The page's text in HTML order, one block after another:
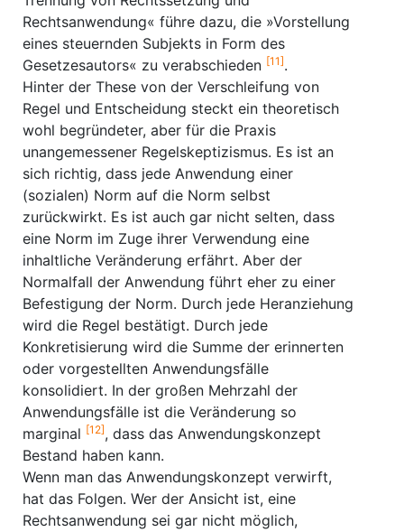
Rechtsanwendung« führe dazu, die »Vorstellung
eines steuernden Subjekts in Form des
Gesetzesautors« zu verabschieden [11].
Hinter der These von der Verschleifung von
Regel und Entscheidung steckt ein theoretisch
wohl begründeter, aber für die Praxis
unangemessener Regelskeptizismus. Es ist an
sich richtig, dass jede Anwendung einer
(sozialen) Norm auf die Norm selbst
zurückwirkt. Es ist auch gar nicht selten, dass
eine Norm im Zuge ihrer Verwendung eine
inhaltliche Veränderung erfährt. Aber der
Normalfall der Anwendung führt eher zu einer
Befestigung der Norm. Durch jede Heranziehung
wird die Regel bestätigt. Durch jede
Konkretisierung wird die Summe der erinnerten
oder vorgestellten Anwendungsfälle
konsolidiert. In der großen Mehrzahl der
Anwendungsfälle ist die Veränderung so
marginal [12], dass das Anwendungskonzept
Bestand haben kann.
Wenn man das Anwendungskonzept verwirft,
hat das Folgen. Wer der Ansicht ist, eine
Rechtsanwendung sei gar nicht möglich,